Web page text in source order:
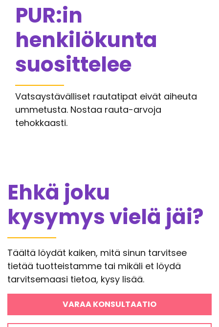
PUR:in
henkilökunta
suosittelee
Vatsaystävälliset rautatipat eivät aiheuta
ummetusta. Nostaa rauta-arvoja
tehokkaasti.
Ehkä joku
kysymys vielä jäi?
Täältä löydät kaiken, mitä sinun tarvitsee
tietää tuotteistamme tai mikäli et löydä
tarvitsemaasi tietoa, kysy lisää.
VARAA KONSULTAATIO